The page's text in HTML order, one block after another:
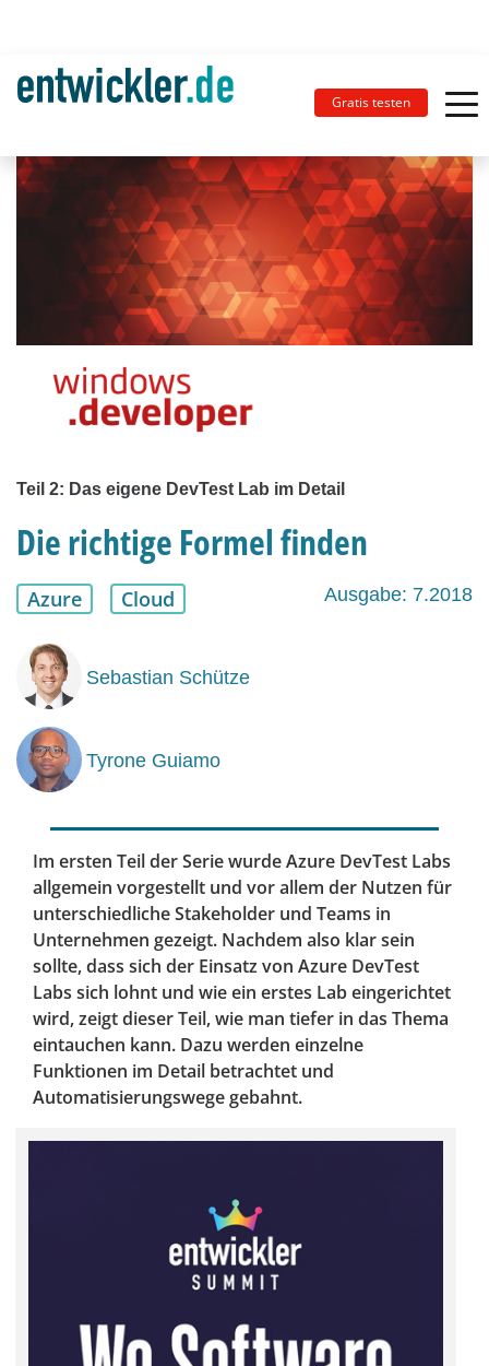
Gratis testen
Teil 2: Das eigene DevTest Lab im Detail
Die richtige Formel finden
Azure Cloud Ausgabe: 7.2018
Sebastian Schütze
Tyrone Guiamo
Im ersten Teil der Serie wurde Azure DevTest Labs
allgemein vorgestellt und vor allem der Nutzen für
unterschiedliche Stakeholder und Teams in
Unternehmen gezeigt. Nachdem also klar sein
sollte, dass sich der Einsatz von Azure DevTest
Labs sich lohnt und wie ein erstes Lab eingerichtet
wird, zeigt dieser Teil, wie man tiefer in das Thema
eintauchen kann. Dazu werden einzelne
Funktionen im Detail betrachtet und
Automatisierungswege gebahnt.